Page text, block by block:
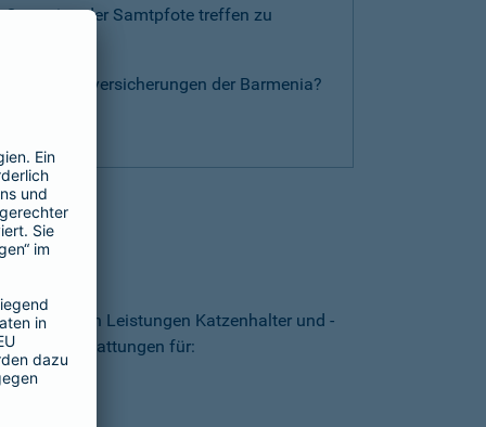
der Samtpfote treffen zu
Katzenversicherungen der Barmenia?
Von welchen Leistungen Katzenhalter und -
Erstattungen für: